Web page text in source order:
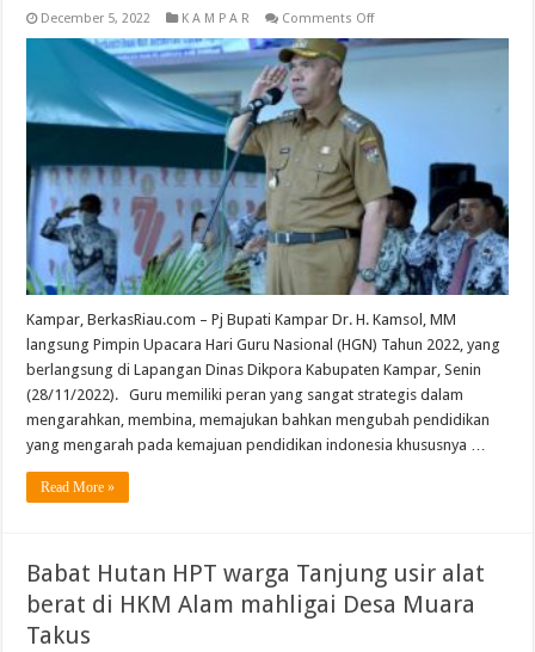
December 5, 2022 K A M P A R Comments Offon
Upacara
Pj
Bupati
Kampar
Peran
Strategis,
Guru
Berikan
pendidikan
Indonesia
yang
Maju”
Kampar, BerkasRiau.com – Pj Bupati Kampar Dr. H. Kamsol, MM
langsung Pimpin Upacara Hari Guru Nasional (HGN) Tahun 2022, yang
berlangsung di Lapangan Dinas Dikpora Kabupaten Kampar, Senin
(28/11/2022). Guru memiliki peran yang sangat strategis dalam
mengarahkan, membina, memajukan bahkan mengubah pendidikan
yang mengarah pada kemajuan pendidikan indonesia khususnya …
Read More »
Babat Hutan HPT warga Tanjung usir alat
berat di HKM Alam mahligai Desa Muara
Takus